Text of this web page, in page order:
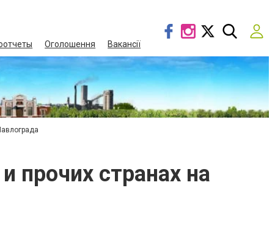
Оголошення Вакансії
прочих странах на